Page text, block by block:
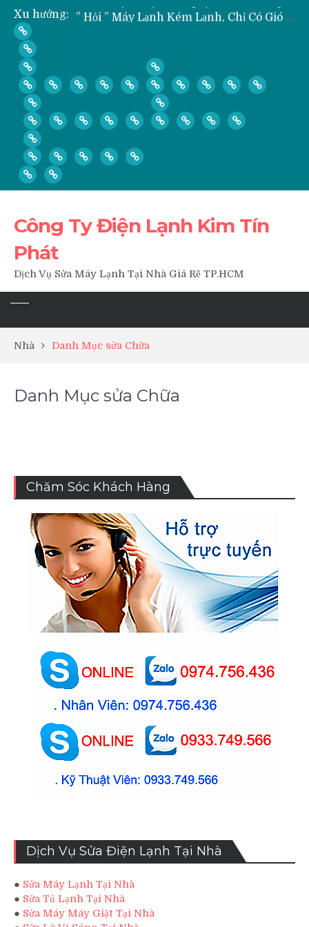
Xu hướng:
Dịch Vụ Sửa Tủ Lạnh Tại Nhà Quận 3
Công Ty Điện Lạnh Kim Tín
Phát
Dịch Vụ Sửa Máy Lạnh Tại Nhà Giá Rẽ TP.HCM
Nhà Danh Mục sửa Chữa
Danh Mục sửa Chữa
Chăm Sóc Khách Hàng
Dịch Vụ Sửa Điện Lạnh Tại Nhà
● Sửa Máy Lạnh Tại Nhà
● Sửa Tủ Lạnh Tại Nhà
● Sửa Máy Máy Giặt Tại Nhà